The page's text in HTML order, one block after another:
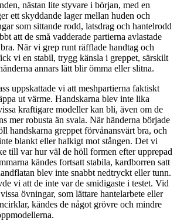
nästan lite styvare i början, med en
ett skyddande lager mellan huden och
som sittande rodd, latsdrag och hantelrodd
att de små vadderade partierna avlastade
När vi grep runt räfflade handtag och
vi en stabil, trygg känsla i greppet, särskilt
annars lätt blir ömma eller slitna.
uppskattade vi att meshpartierna faktiskt
ut värme. Handskarna blev inte lika
kraftigare modeller kan bli, även om de
mer robusta än svala. När händerna började
handskarna greppet förvånansvärt bra, och
blankt eller halkigt mot stången. Det vi
till var hur väl de höll formen efter upprepad
kändes fortsatt stabila, kardborren satt
blev inte snabbt nedtryckt eller tunn.
vi att de inte var de smidigaste i testet. Vid
övningar, som lättare hantelarbete eller
kändes de något grövre och mindre